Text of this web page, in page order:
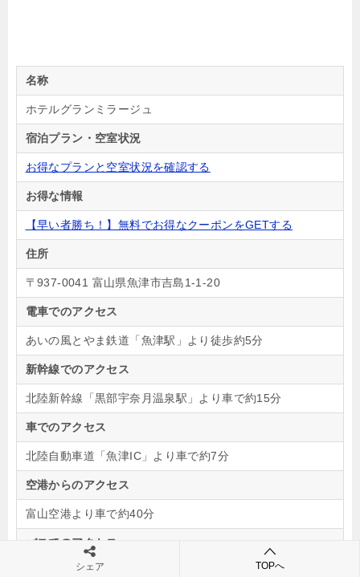
名称
ホテルグランミラージュ
宿泊プラン・空室状況
お得なプランと空室状況を確認する
お得な情報
【早い者勝ち！】無料でお得なクーポンをGETする
住所
〒937-0041 富山県魚津市吉島1-1-20
電車でのアクセス
あいの風とやま鉄道「魚津駅」より徒歩約5分
新幹線でのアクセス
北陸新幹線「黒部宇奈月温泉駅」より車で約15分
車でのアクセス
北陸自動車道「魚津IC」より車で約7分
空港からのアクセス
富山空港より車で約40分
バスでのアクセス
魚津市民バス「グランミラージュ前」より徒歩約1分
シェア TOPへ